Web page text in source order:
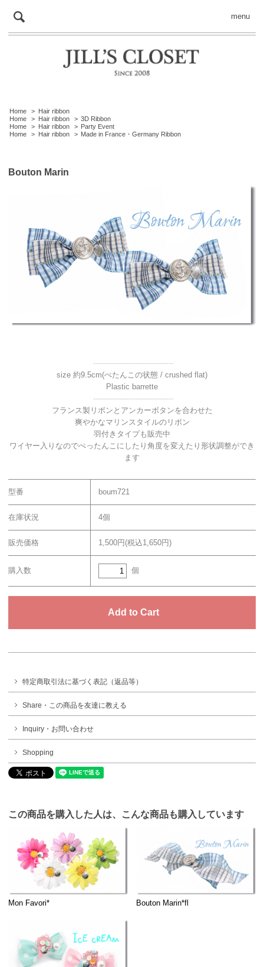
menu
Home > Hair ribbon
Home
> Hair ribbon > 3D Ribbon
Home
> Hair ribbon > Party Event
Home
> Hair ribbon > Made in France・Germany Ribbon
Bouton Marin
----------------------------------
size 約9.5cm(ぺたんこの状態 / crushed flat)
Plastic barrette
----------------------------------
フランス製リボンとアンカーボタンを合わせた
爽やかなマリンスタイルのリボン
羽付きタイプも販売中
ワイヤー入りなのでぺったんこにしたり角度を変えたり形状調整ができ
ます
型番 boum721
在庫状況 4個
販売価格 1,500円(税込1,650円)
購入数 個
特定商取引法に基づく表記（返品等）
Share・この商品を友達に教える
Inquiry・お問い合わせ
Shopping
この商品を購入した人は、こんな商品も購入しています
Mon Favori* Bouton Marin*fl